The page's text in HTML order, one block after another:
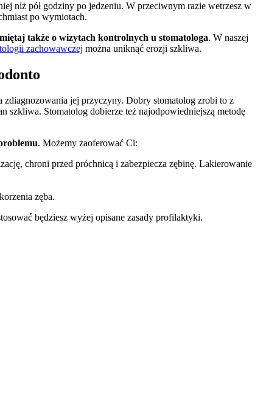
niż pół godziny po jedzeniu. W przeciwnym razie wetrzesz w
po wymiotach.
także o wizytach kontrolnych u stomatologa. W naszej
zachowawczej można uniknąć erozji szkliwa.
zdiagnozowania jej przyczyny. Dobry stomatolog zrobi to z
Stomatolog dobierze też najodpowiedniejszą metodę
. Możemy zaoferować Ci:
chroni przed próchnicą i zabezpiecza zębinę. Lakierowanie
zęba.
będziesz wyżej opisane zasady profilaktyki.